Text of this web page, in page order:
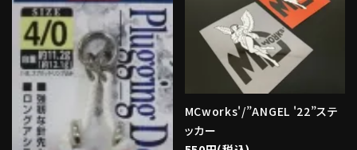
MCworks'/”ANGEL '22”ステ
ッカー